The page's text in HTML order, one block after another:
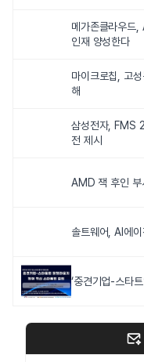
메가존클라우드,
인재 양성한다
마이크로칩, 고
해
삼성전자, FMS
전 제시
AMD 잭 후인 부
솔트웨어, AI에이
‘중견기업-스타